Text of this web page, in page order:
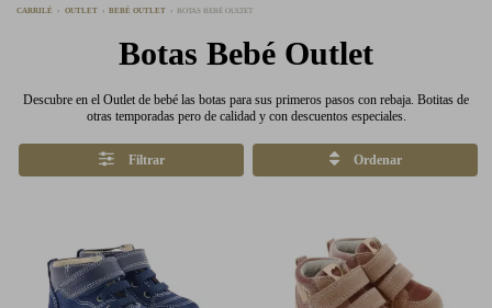
CARRILÉ OUTLET BEBÉ OUTLET BOTAS BEBÉ OULTET
Botas Bebé Outlet
Descubre en el Outlet de bebé las botas para sus primeros pasos con rebaja. Botitas de
otras temporadas pero de calidad y con descuentos especiales.
Filtrar Ordenar